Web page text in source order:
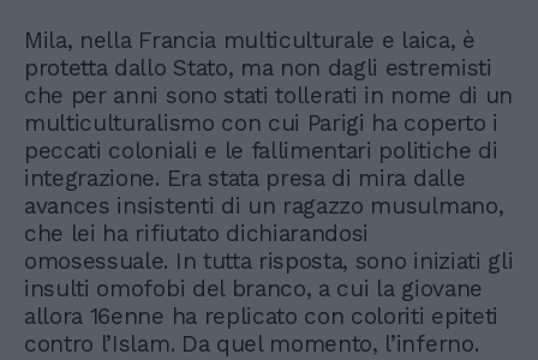
Mila, nella Francia multiculturale e laica, è
protetta dallo Stato, ma non dagli estremisti
che per anni sono stati tollerati in nome di un
multiculturalismo con cui Parigi ha coperto i
peccati coloniali e le fallimentari politiche di
integrazione. Era stata presa di mira dalle
avances insistenti di un ragazzo musulmano,
che lei ha rifiutato dichiarandosi
omosessuale. In tutta risposta, sono iniziati gli
insulti omofobi del branco, a cui la giovane
allora 16enne ha replicato con coloriti epiteti
contro l’Islam. Da quel momento, l’inferno.